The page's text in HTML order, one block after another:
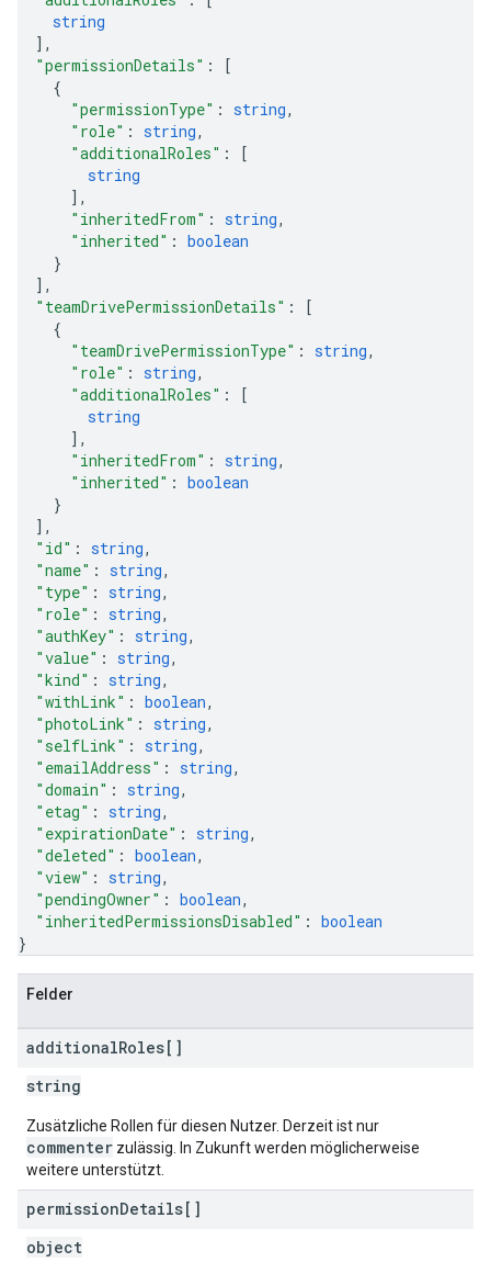
string
] ,
"permissionDetails" :
[
{
"permissionType" : string,
"role" : string,
"additionalRoles" :
[
string
] ,
"inheritedFrom" : string,
"inherited" : boolean
}
] ,
"teamDrivePermissionDetails" :
[
{
"teamDrivePermissionType" : string,
"role" : string,
"additionalRoles" :
[
string
] ,
"inheritedFrom" : string,
"inherited" : boolean
}
] ,
"id" : string,
"name" : string,
"type" : string,
"role" : string,
"authKey" : string,
"value" : string,
"kind" : string,
"withLink" : boolean,
"photoLink" : string,
"selfLink" : string,
"emailAddress" : string,
"domain" : string,
"etag" : string,
"expirationDate" : string,
"deleted" : boolean,
"view" : string,
"pendingOwner" : boolean,
"inheritedPermissionsDisabled" : boolean
}
Felder
additionalRoles[]
string
Zusätzliche Rollen für diesen Nutzer. Derzeit ist nur
commenter zulässig. In Zukunft werden möglicherweise
weitere unterstützt.
permissionDetails[]
object